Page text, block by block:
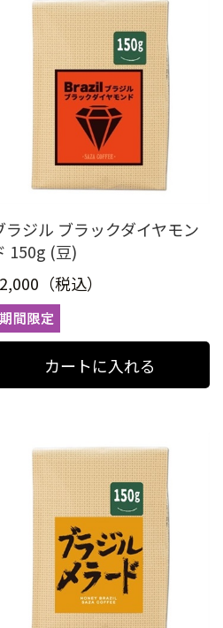
ラジル ブラックダイヤモン
150g (豆)
（税込）